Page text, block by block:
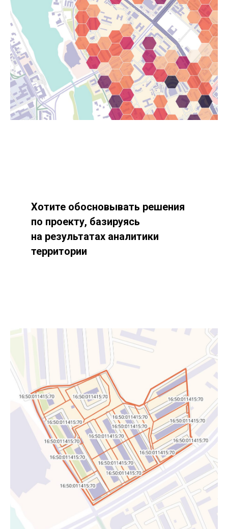
Хотите обосновывать решения
по проекту, базируясь
на результатах аналитики
территории